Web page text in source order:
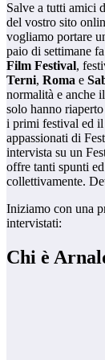
Salve a tutti amici
del vostro sito
vogliamo portare
paio di settimane
Film Festival,
Terni, Roma e
normalità e anche
solo hanno
i primi festival ed il
appassionati di
intervista su un
offre tanti spunti
collettivamente.
Iniziamo con una
intervistati:
Chi è